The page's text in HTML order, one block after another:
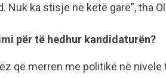
Nuk ka stisje në këtë garë”, tha
për të hedhur kandidaturën?
që merren me politikë në nivele